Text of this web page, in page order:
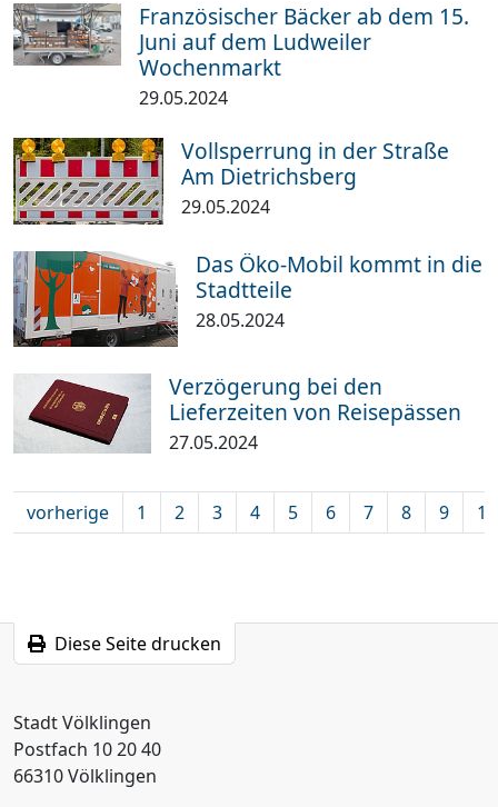
Französischer Bäcker ab dem 15.
Juni auf dem Ludweiler
Wochenmarkt
29.05.2024
Vollsperrung in der Straße
Am Dietrichsberg
29.05.2024
Das Öko-Mobil kommt in die
Stadtteile
28.05.2024
Verzögerung bei den
Lieferzeiten von Reisepässen
27.05.2024
vorherige 1 2 3 4 5 6 7 8 9 10
Diese Seite drucken
Stadt Völklingen
Postfach 10 20 40
66310 Völklingen